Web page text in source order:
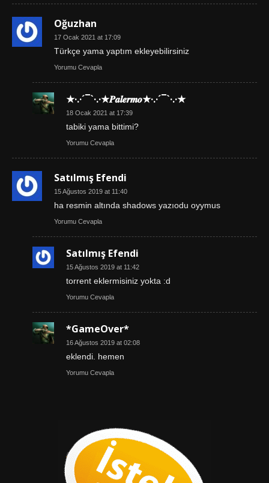
Oğuzhan
17 Ocak 2021 at 17:09
Türkçe yama yaptım ekleyebilirsiniz
Yorumu Cevapla
★·.·´¯`·.·★𝑷𝒂𝒍𝒆𝒓𝒎𝒐★·.·´¯`·.·★
18 Ocak 2021 at 17:39
tabiki yama bittimi?
Yorumu Cevapla
Satılmış Efendi
15 Ağustos 2019 at 11:40
ha resmin altında shadows yazıodu oyymus
Yorumu Cevapla
Satılmış Efendi
15 Ağustos 2019 at 11:42
torrent eklermisiniz yokta :d
Yorumu Cevapla
*GameOver*
16 Ağustos 2019 at 02:08
eklendi. hemen
Yorumu Cevapla